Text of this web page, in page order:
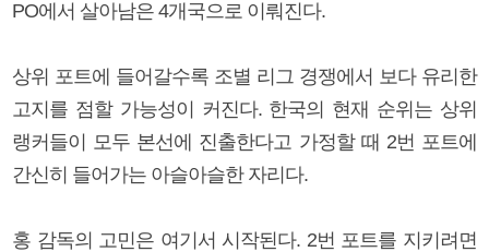
PO에서 살아남은 4개국으로 이뤄진다.
상위 포트에 들어갈수록 조별 리그 경쟁에서 보다 유리한
고지를 점할 가능성이 커진다. 한국의 현재 순위는 상위
랭커들이 모두 본선에 진출한다고 가정할 때 2번 포트에
간신히 들어가는 아슬아슬한 자리다.
홍 감독의 고민은 여기서 시작된다. 2번 포트를 지키려면